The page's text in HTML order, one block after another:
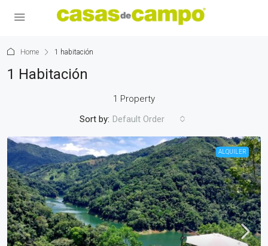
Home 1 habitación
1 Habitación
1 Property
Sort by: Default Order
ALQUILER